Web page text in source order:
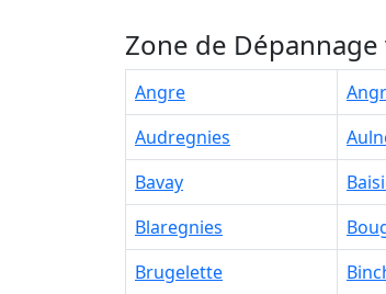
Zone de
Angre
Audregnies
Bavay
Blaregnies
Brugelette